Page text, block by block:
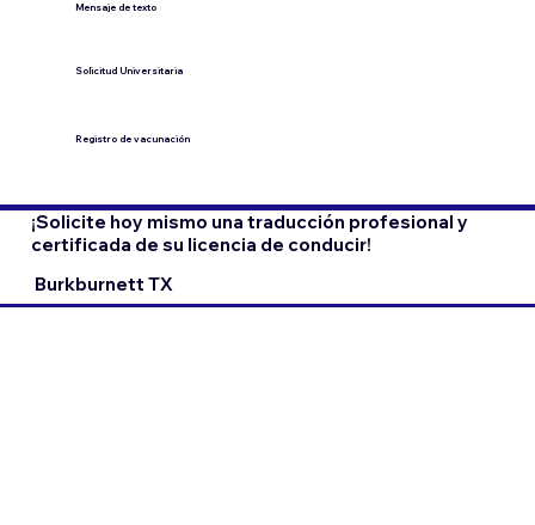
​Mensaje de texto
​Solicitud Universitaria
Registro de vacunación
¡Solicite hoy mismo una traducción profesional y
certificada de su licencia de conducir!
Burkburnett TX